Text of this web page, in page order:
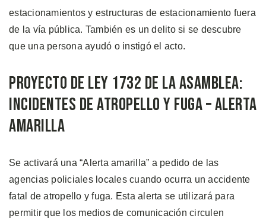
estacionamientos y estructuras de estacionamiento fuera
de la vía pública. También es un delito si se descubre
que una persona ayudó o instigó el acto.
Proyecto de ley 1732 de la Asamblea:
Incidentes de Atropello y Fuga – Alerta
amarilla
Se activará una “Alerta amarilla” a pedido de las
agencias policiales locales cuando ocurra un accidente
fatal de atropello y fuga. Esta alerta se utilizará para
permitir que los medios de comunicación circulen